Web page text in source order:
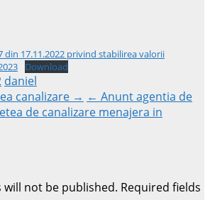
din 17.11.2022 privind stabilirea valorii
Download
daniel
canalizare → ← Anunt agentia de
de canalizare menajera in
will not be published. Required fields